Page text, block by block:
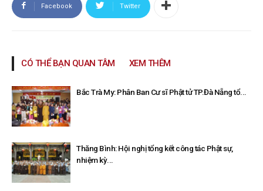
Facebook Twitter
CÓ THỂ BẠN QUAN TÂM XEM THÊM
Bắc Trà My: Phân Ban Cư sĩ Phật tử TP.Đà Nẵng tổ...
Thăng Bình: Hội nghị tổng kết công tác Phật sự,
nhiệm kỳ...